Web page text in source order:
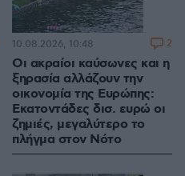
Οι ακραίοι καύσωνες και η
ξηρασία αλλάζουν την
οικονομία της Ευρώπης:
Εκατοντάδες δισ. ευρώ οι
ζημιές, μεγαλύτερο το
πλήγμα στον Νότο
10.08.2026, 10:48 2